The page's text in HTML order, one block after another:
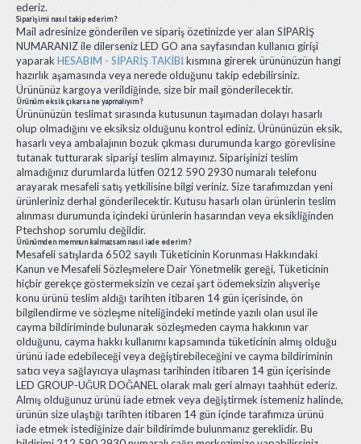
ederiz.
Siparişimi nasıl takip ederim ?
Mail adresinize gönderilen ve sipariş özetinizde yer alan SİPARİŞ
NUMARANIZ ile dilerseniz LED GO ana sayfasından kullanıcı girişi
yaparak HESABIM - SİPARİŞ TAKİBİkısmına girerek ürününüzün hangi
hazırlık aşamasında veya nerede olduğunu takip edebilirsiniz.
Ürününüz kargoya verildiğinde, size bir mail gönderilecektir.
Ürünüm eksik çıkarsa ne yapmalıyım ?
Ürününüzün teslimat sırasında kutusunun taşımadan dolayı hasarlı
olup olmadığını ve eksiksiz olduğunu kontrol ediniz. Ürününüzün eksik,
hasarlı veya ambalajının bozuk çıkması durumunda kargo görevlisine
tutanak tutturarak siparişi teslim almayınız. Siparişinizi teslim
almadığınız durumlarda lütfen 0212 590 2930 numaralı telefonu
arayarak mesafeli satış yetkilisine bilgi veriniz. Size tarafımızdan yeni
ürünleriniz derhal gönderilecektir. Kutusu hasarlı olan ürünlerin teslim
alınması durumunda içindeki ürünlerin hasarından veya eksikliğinden
Ptechshop sorumlu değildir.
Ürünümden memnun kalmazsam nasıl iade ederim ?
Mesafeli satışlarda 6502 sayılı Tüketicinin Korunması Hakkındaki
Kanun ve Mesafeli Sözleşmelere Dair Yönetmelik gereği, Tüketicinin
hiçbir gerekçe göstermeksizin ve cezai şart ödemeksizin alışverişe
konu ürünü teslim aldığı tarihten itibaren 14 gün içerisinde, ön
bilgilendirme ve sözleşme niteliğindeki metinde yazılı olan usul ile
cayma bildiriminde bulunarak sözleşmeden cayma hakkının var
olduğunu, cayma hakkı kullanımı kapsamında tüketicinin almış olduğu
ürünü iade edebileceği veya değiştirebileceğini ve cayma bildiriminin
satıcı veya sağlayıcıya ulaşması tarihinden itibaren 14 gün içerisinde
LED GROUP-UĞUR DOĞANEL olarak malı geri almayı taahhüt ederiz.
Almış olduğunuz ürünü iade etmek veya değiştirmek istemeniz halinde,
ürünün size ulaştığı tarihten itibaren 14 gün içinde tarafımıza ürünü
iade etmek istediğinize dair bildirimde bulunmanız gereklidir. Bu